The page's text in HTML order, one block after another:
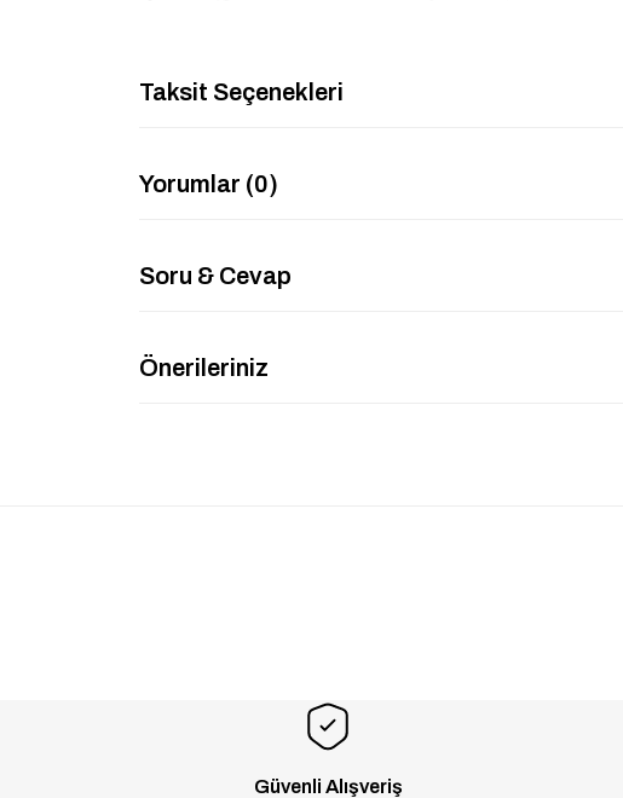
Taksit Seçenekleri
Yorumlar (0)
Soru & Cevap
Önerileriniz
Güvenli Alışveriş